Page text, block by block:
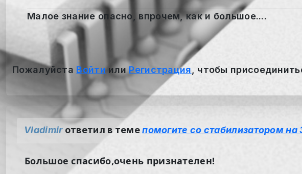
Малое знание опасно, впрочем, как и большое....
Пожалуйста ВойтиилиРегистрация , чтобы
Vladimirответил в темепомогите со стабилизатором на
Большое спасибо,очень признателен!